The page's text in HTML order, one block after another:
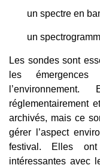
un spectre en
un
Les sondes sont
les
réglementairement
archivés, mais ce
gérer l’aspect
festival. Elles
intéressantes avec